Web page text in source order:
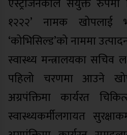
१२२२’ नामक खोपलाई
‘कोभिसिल्ड’को नाममा
स्वास्थ्य मन्त्रालयका सचिव
पहिलो चरणमा आउने
अग्रपंक्तिमा कार्यरत
स्वास्थ्यकर्मीलगायत